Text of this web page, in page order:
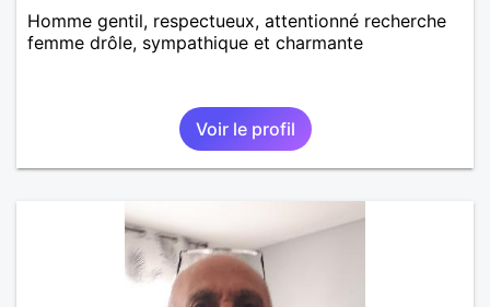
Homme gentil, respectueux, attentionné recherche
femme drôle, sympathique et charmante
Voir le profil